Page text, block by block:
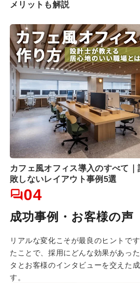
メリットも解説
カフェ風オフィス導入のすべて
敗しないレイアウト事例5選
04
成功事例・お客様の声
リアルな変化こそが最良のヒントで
たことで、採用にどんな効果があっ
タとお客様のインタビューを交えた
す。